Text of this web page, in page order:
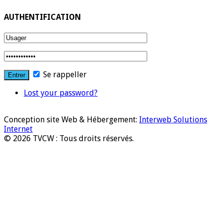
AUTHENTIFICATION
Se rappeller
Lost your password?
Conception site Web & Hébergement: Interweb Solutions
Internet
© 2026 TVCW : Tous droits réservés.